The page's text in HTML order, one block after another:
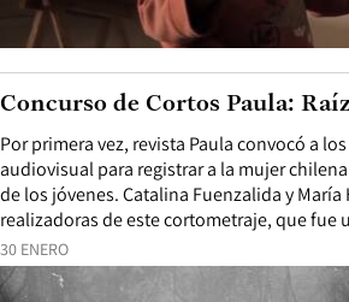
30 ENERO
Por primera vez, revista Paula convocó a
audiovisual para registrar a la mujer
de los jóvenes. Catalina Fuenzalida y María
realizadoras de este cortometraje, que fue
Concurso de Cortos Paula: Raíz